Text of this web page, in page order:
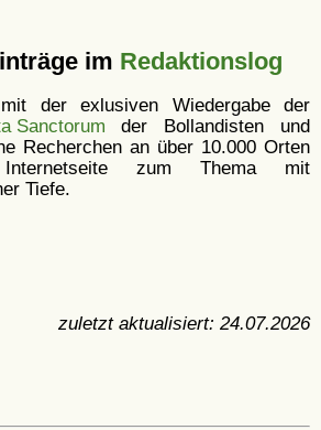
im Redaktionslog
der exlusiven Wiedergabe der
Sanctorum der Bollandisten und
Recherchen an über 10.000 Orten
zum Thema mit
Tiefe.
zuletzt aktualisiert: 24.07.2026